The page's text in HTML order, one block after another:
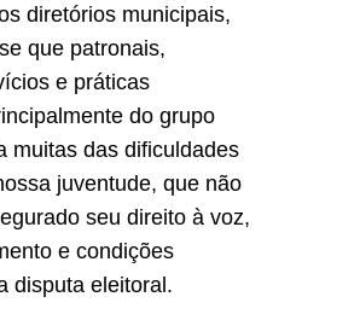
diretórios municipais,
que patronais,
e práticas
do grupo
muitas das dificuldades
juventude, que não
seu direito à voz,
e condições
disputa eleitoral.